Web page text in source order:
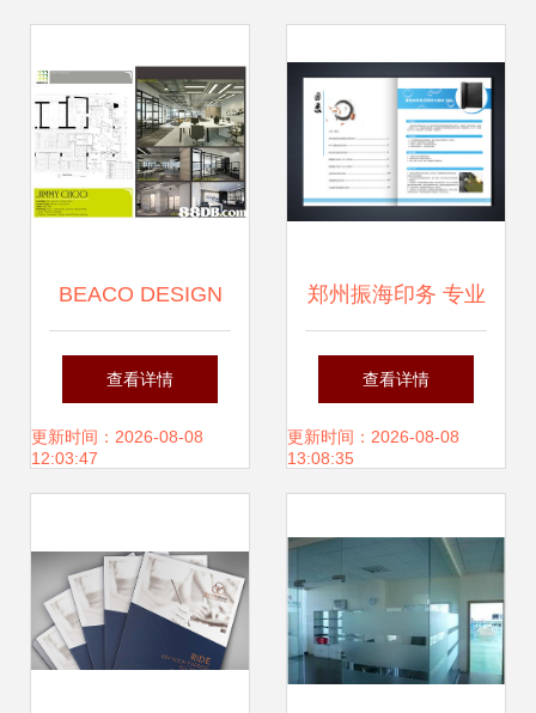
BEACO DESIGN
LTD. – 专业室内设
计服务，为您打造
查看详情
更新时间：2026-08-08
12:03:47
郑州振海印务 专业
画册印刷与设计服
务全面解析
查看详情
更新时间：2026-08-08
13:08:35